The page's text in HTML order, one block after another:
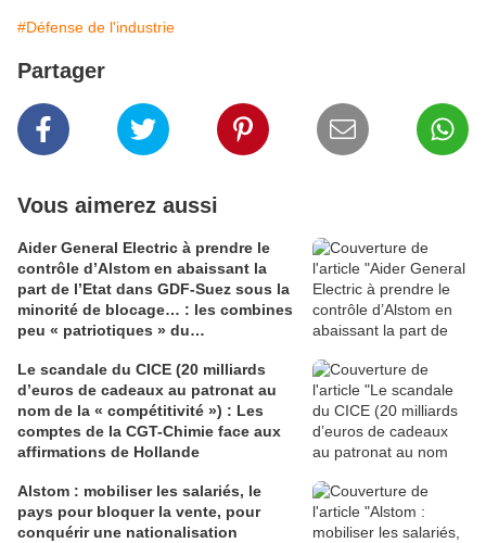
#Défense de l'industrie
Partager
Vous aimerez aussi
Aider General Electric à prendre le
contrôle d’Alstom en abaissant la
part de l’Etat dans GDF-Suez sous la
minorité de blocage… : les combines
peu « patriotiques » du
Le scandale du CICE (20 milliards
d’euros de cadeaux au patronat au
nom de la « compétitivité ») : Les
comptes de la CGT-Chimie face aux
affirmations de Hollande
Alstom : mobiliser les salariés, le
pays pour bloquer la vente, pour
conquérir une nationalisation